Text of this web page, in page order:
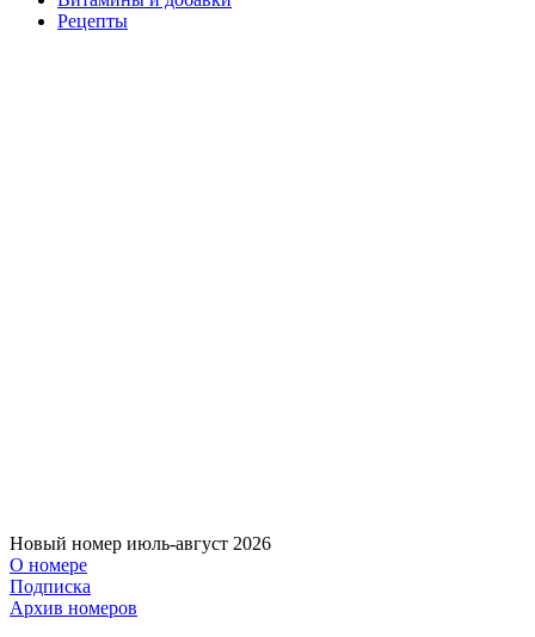
Рецепты
Новый номер июль-август 2026
О номере
Подписка
Архив номеров